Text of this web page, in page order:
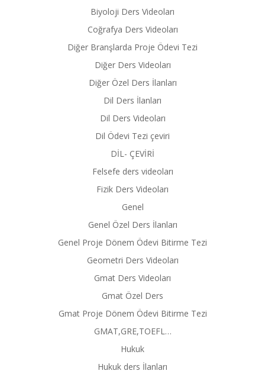
Biyoloji Ders Videoları
Coğrafya Ders Videoları
Diğer Branşlarda Proje Ödevi Tezi
Diğer Ders Videoları
Diğer Özel Ders İlanları
Dil Ders İlanları
Dil Ders Videoları
Dil Ödevi Tezi çeviri
DİL- ÇEVİRİ
Felsefe ders videoları
Fizik Ders Videoları
Genel
Genel Özel Ders İlanları
Genel Proje Dönem Ödevi Bitirme Tezi
Geometri Ders Videoları
Gmat Ders Videoları
Gmat Özel Ders
Gmat Proje Dönem Ödevi Bitirme Tezi
GMAT,GRE,TOEFL…
Hukuk
Hukuk ders İlanları